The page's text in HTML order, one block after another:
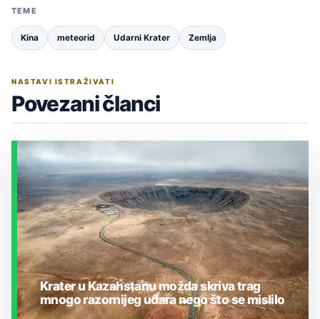
TEME
Kina meteorid Udarni Krater Zemlja
NASTAVI ISTRAŽIVATI
Povezani članci
Krater u Kazahstanu možda skriva trag
mnogo razornijeg udara nego što se mislilo